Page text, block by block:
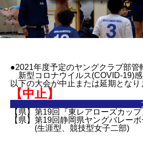
●2021年度予定のヤングクラブ部管
新型コロナウイルス(COVID-19)感
以下の大会が中止または延期となり
【中止】
【県】第19回『東レアローズカッ
【県】第19回静岡県ヤングバレー
(生涯型、競技型女子二部)